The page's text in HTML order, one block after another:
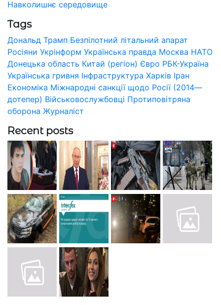
Навколишнє середовище
Tags
Дональд Трамп Безпілотний літальний апарат
Росіяни Укрінформ Українська правда Москва НАТО
Донецька область Китай (регіон) Євро РБК-Україна
Українська гривня Інфраструктура Харків Іран
Економіка Міжнародні санкції щодо Росії (2014—
дотепер) Військовослужбовці Протиповітряна
оборона Журналіст
Recent posts